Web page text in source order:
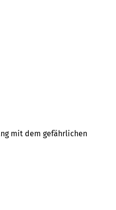
mit dem ge­fähr­lichen